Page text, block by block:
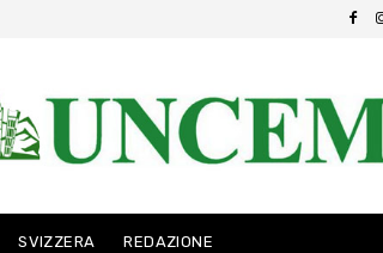
SVIZZERA REDAZIONE